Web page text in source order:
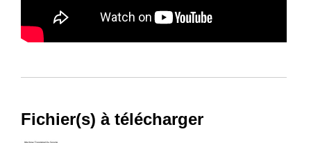
Fichier(s) à télécharger